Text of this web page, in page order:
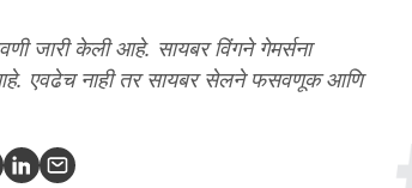
जारी केली आहे. सायबर विंगने गेमर्सना
आहे. एवढेच नाही तर सायबर सेलने फसवणूक आणि